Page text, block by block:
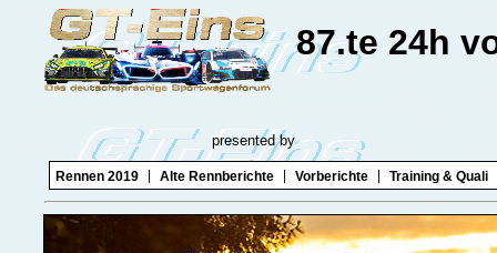
87.te 24h
presented by
Rennen 2019 Alte Rennberichte Vorberichte Training & Quali